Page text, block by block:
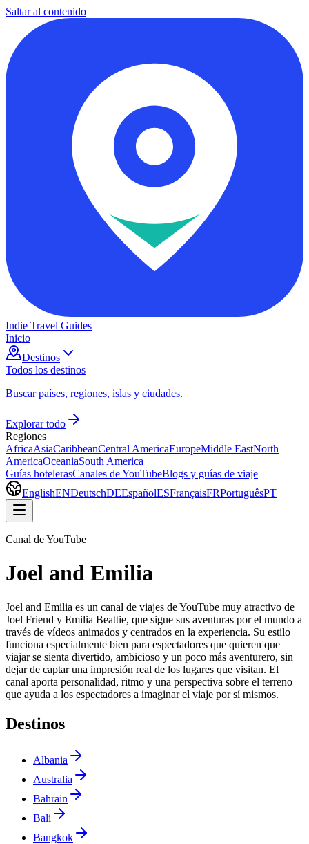
Saltar al contenido
Indie Travel Guides
Inicio
Destinos
Todos los destinos
Buscar países, regiones, islas y ciudades.
Explorar todo
Regiones
AfricaAsiaCaribbeanCentral AmericaEuropeMiddle EastNorth
AmericaOceaniaSouth America
Guías hotelerasCanales de YouTubeBlogs y guías de viaje
EnglishENDeutschDEEspañolESFrançaisFRPortuguêsPT
Canal de YouTube
Joel and Emilia
Joel and Emilia es un canal de viajes de YouTube muy atractivo de
Joel Friend y Emilia Beattie, que sigue sus aventuras por el mundo a
través de vídeos animados y centrados en la experiencia. Su estilo
funciona especialmente bien para espectadores que quieren que
viajar se sienta divertido, ambicioso y un poco más aventurero, sin
dejar de captar una impresión real de los lugares que visitan. El
canal aporta personalidad, ritmo y una perspectiva sobre el terreno
que ayuda a los espectadores a imaginar el viaje por sí mismos.
Destinos
Albania
Australia
Bahrain
Bali
Bangkok